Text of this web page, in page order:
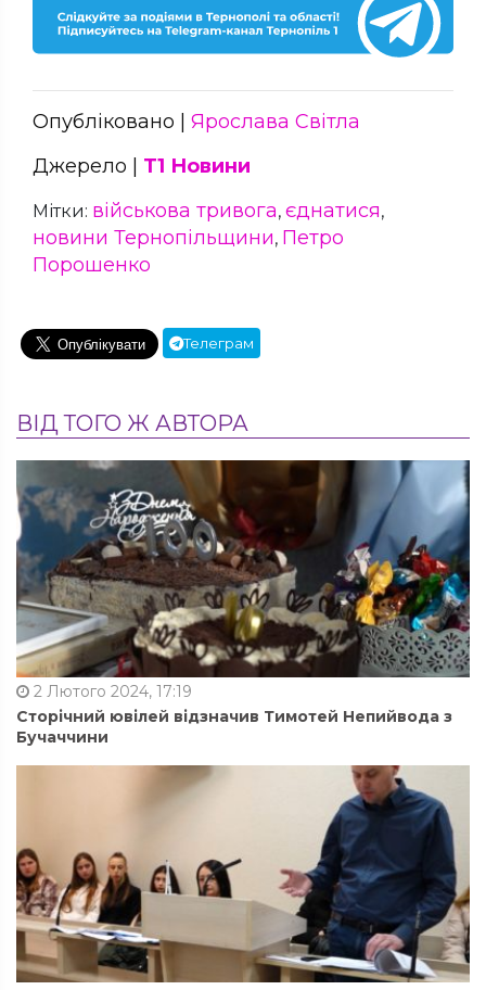
Опубліковано | Ярослава Світла
Джерело | Т1 Новини
Мітки: військова тривога, єднатися,
новини Тернопільщини, Петро
Порошенко
Телеграм
ВІД ТОГО Ж АВТОРА
2 Лютого 2024, 17:19
Сторічний ювілей відзначив Тимотей Непийвода з
Бучаччини